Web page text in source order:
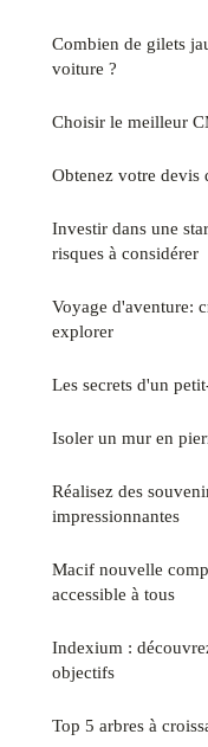
Combien de gilets
voiture ?
Choisir le meilleur
Obtenez votre devis
Investir dans une
risques à considérer
Voyage d'aventure:
explorer
Les secrets d'un
Isoler un mur en
Réalisez des
impressionnantes
Macif nouvelle
accessible à tous
Indexium :
objectifs
Top 5 arbres à